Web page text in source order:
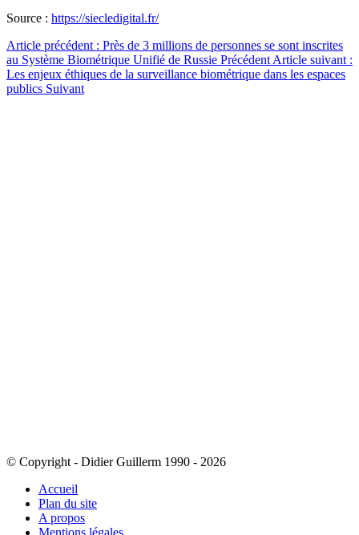
Source : https://siecledigital.fr/
Article précédent : Près de 3 millions de personnes se sont inscrites
au Système Biométrique Unifié de Russie Précédent Article suivant :
Les enjeux éthiques de la surveillance biométrique dans les espaces
publics Suivant
© Copyright - Didier Guillerm 1990 - 2026
Accueil
Plan du site
A propos
Mentions légales